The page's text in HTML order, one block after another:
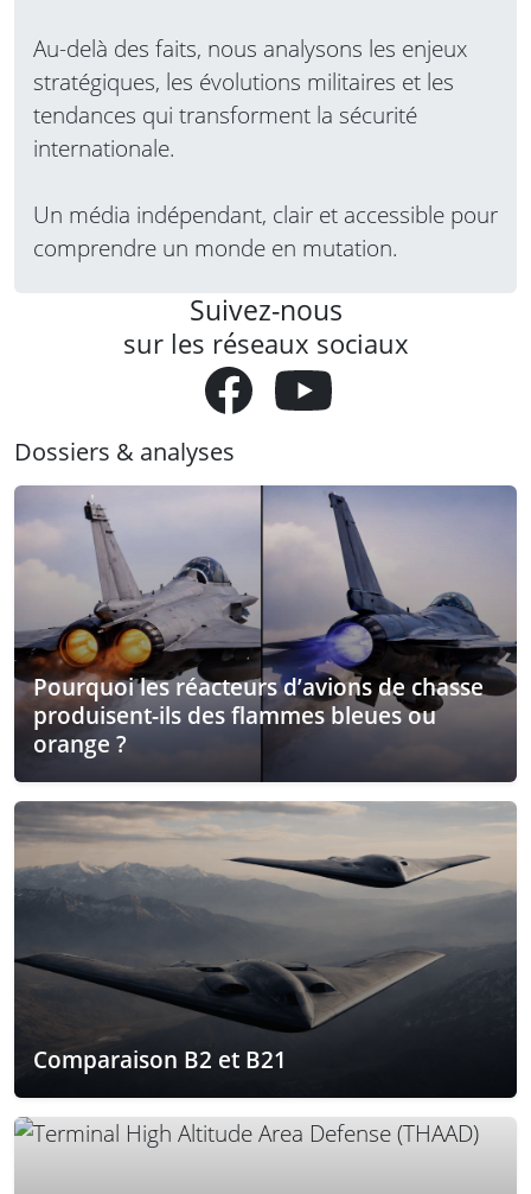
Au-delà des faits, nous analysons les enjeux
stratégiques, les évolutions militaires et les
tendances qui transforment la sécurité
internationale.
Un média indépendant, clair et accessible pour
comprendre un monde en mutation.
Suivez-nous
sur les réseaux sociaux
Dossiers & analyses
Pourquoi les réacteurs d’avions de chasse
produisent-ils des flammes bleues ou
orange ?
Comparaison B2 et B21